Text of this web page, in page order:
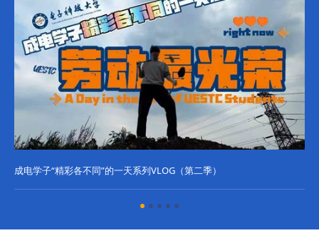
成电学子“精彩各不同”的一天系列VLOG（第二季）